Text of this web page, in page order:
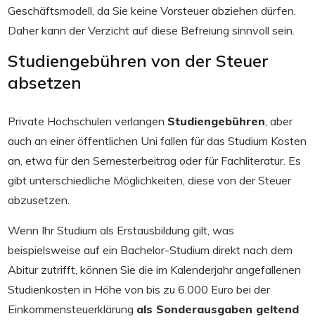
Geschäftsmodell, da Sie keine Vorsteuer abziehen dürfen.
Daher kann der Verzicht auf diese Befreiung sinnvoll sein.
Studiengebühren von der Steuer
absetzen
Private Hochschulen verlangen Studiengebühren, aber
auch an einer öffentlichen Uni fallen für das Studium Kosten
an, etwa für den Semesterbeitrag oder für Fachliteratur. Es
gibt unterschiedliche Möglichkeiten, diese von der Steuer
abzusetzen.
Wenn Ihr Studium als Erstausbildung gilt, was
beispielsweise auf ein Bachelor-Studium direkt nach dem
Abitur zutrifft, können Sie die im Kalenderjahr angefallenen
Studienkosten in Höhe von bis zu 6.000 Euro bei der
Einkommensteuerklärung als Sonderausgaben geltend